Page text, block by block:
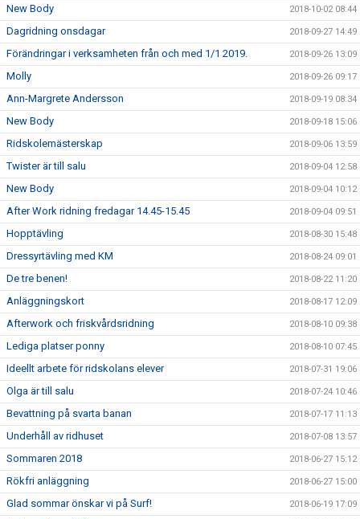
New Body 2018-10-02 08:44
Dagridning onsdagar 2018-09-27 14:49
Förändringar i verksamheten från och med 1/1 2019. 2018-09-26 13:09
Molly 2018-09-26 09:17
Ann-Margrete Andersson 2018-09-19 08:34
New Body 2018-09-18 15:06
Ridskolemästerskap 2018-09-06 13:59
Twister är till salu 2018-09-04 12:58
New Body 2018-09-04 10:12
After Work ridning fredagar 14.45-15.45 2018-09-04 09:51
Hopptävling 2018-08-30 15:48
Dressyrtävling med KM 2018-08-24 09:01
De tre benen! 2018-08-22 11:20
Anläggningskort 2018-08-17 12:09
Afterwork och friskvårdsridning 2018-08-10 09:38
Lediga platser ponny 2018-08-10 07:45
Ideellt arbete för ridskolans elever 2018-07-31 19:06
Olga är till salu 2018-07-24 10:46
Bevattning på svarta banan 2018-07-17 11:13
Underhåll av ridhuset 2018-07-08 13:57
Sommaren 2018 2018-06-27 15:12
Rökfri anläggning 2018-06-27 15:00
Glad sommar önskar vi på Surf! 2018-06-19 17:09